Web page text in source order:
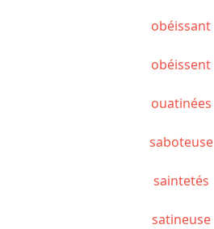
obéissant
obéissent
ouatinées
saboteuse
saintetés
satineuse